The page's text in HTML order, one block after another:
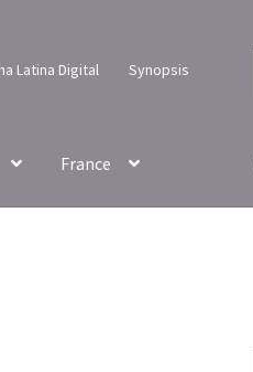
Latina Digital Synopsis
France